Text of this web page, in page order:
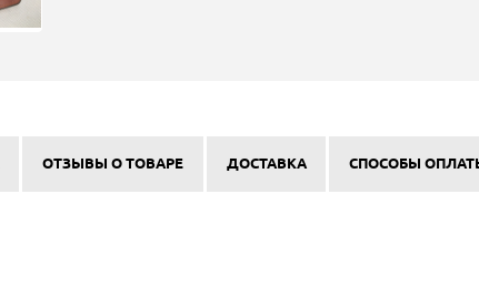
ОТЗЫВЫ О ТОВАРЕ ДОСТАВКА СПОСОБЫ